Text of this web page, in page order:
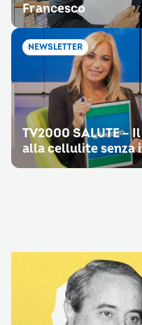
Francesco
NEWSLETTER
TV2000 SALUTE –
alla cellulite